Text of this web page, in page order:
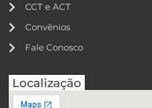
CCT e ACT
Convênios
Fale Conosco
Localização